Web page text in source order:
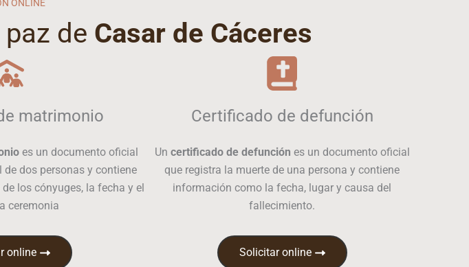
ONLINE
de Casar de Cáceres
matrimonio
es un documento oficial
dos personas y contiene
los cónyuges, la fecha y el
ceremonia
online
Certificado de defunción
Un certificado de defunción es un documento oficial
que registra la muerte de una persona y contiene
información como la fecha, lugar y causa del
fallecimiento.
Solicitar online